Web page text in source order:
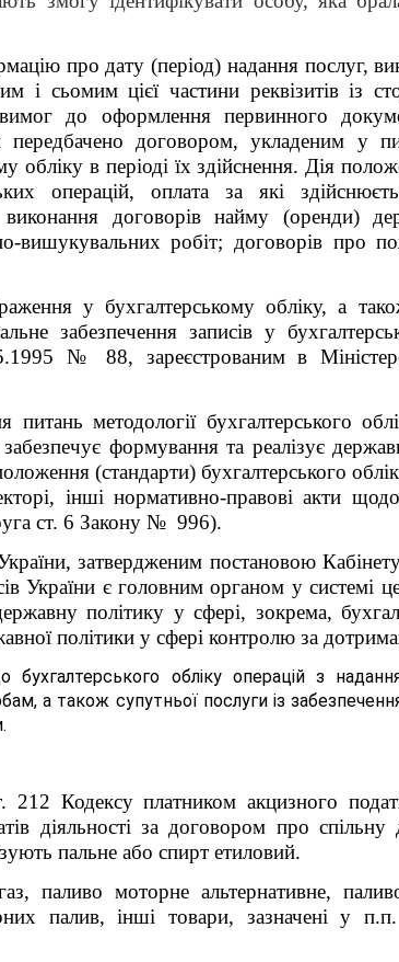
про дату (період) надання послуг,
і сьомим цієї частини реквізитів із
до оформлення первинного
передбачено договором, укладеним у
обліку в періоді їх здійснення. Дія
операцій, оплата за які
виконання договорів найму (оренди)
вишукувальних робіт; договорів про
у бухгалтерському обліку, а
забезпечення записів у
№ 88, зареєстрованим в
методології бухгалтерського
формування та реалізує
(стандарти) бухгалтерського
інші нормативно-правові акти
ст. 6 Закону № 996).
затвердженим постановою
України є головним органом у системі
політику у сфері, зокрема,
політики у сфері контролю за
обліку операцій з
а також супутньої послуги із
Кодексу платником акцизного
діяльності за договором про спільну
пальне або спирт етиловий.
паливо моторне альтернативне,
палив, інші товари, зазначені у